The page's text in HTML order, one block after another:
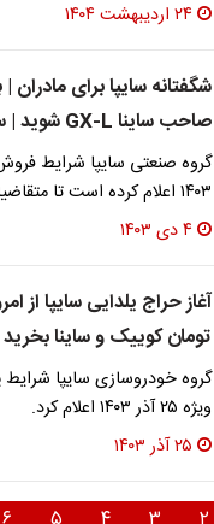
۲۴ اردیبهشت ۱۴۰۴
صاحب ساینا GX-L شوید | سایت ثبت نام سایپا بدون قرعه کشی
۱۴۰۳ اعلام کرده است تا متقاضیان طرح جوانی و جمعیت…
۴ دی ۱۴۰۳
تومان کوییک و ساینا
ویژه ۲۵ آذر ۱۴۰۳ اعلام کرد.
۲۵ آذر ۱۴۰۳